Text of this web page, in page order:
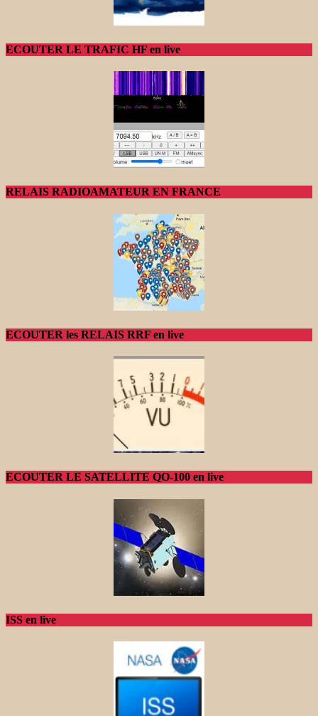
ECOUTER LE TRAFIC HF en live
RELAIS RADIOAMATEUR EN FRANCE
ECOUTER les RELAIS RRF en live
ECOUTER LE SATELLITE QO-100 en live
ISS en live